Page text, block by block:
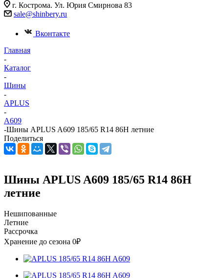
г. Кострома. Ул. Юрия Смирнова 83
sale@shinbery.ru
Вконтакте
Главная
-
Каталог
-
Шины
-
APLUS
-
A609
-Шины APLUS A609 185/65 R14 86H летние
Поделиться
Шины APLUS A609 185/65 R14 86H
летние
Нешипованные
Летние
Рассрочка
Хранение до сезона 0₽